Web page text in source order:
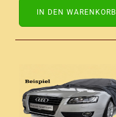
IN DEN WARENKORB